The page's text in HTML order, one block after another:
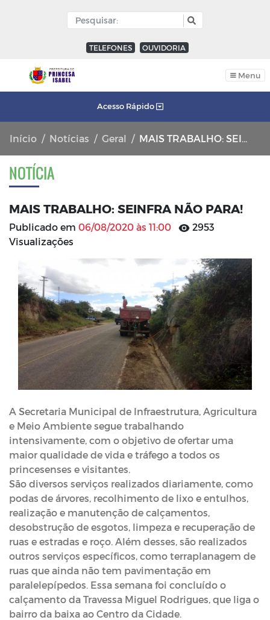
TELEFONES OUVIDORIA
Menu
Acesso Rápido
Início Notícias Geral MAIS TRABALHO: SEINFRA NÃO PARA!
NOTÍCIA
MAIS TRABALHO: SEINFRA NÃO PARA!
Publicado em 06/08/2020 às 11:00
2953
Visualizações
A Secretaria Municipal de Infraestrutura, Agricultura
e Meio Ambiente segue trabalhando
intensivamente, com o objetivo de ofertar uma
maior qualidade de vida e tráfego a todos os
princesenses e visitantes.
São diversos serviços realizados diariamente, como
podas de árvores, recolhimento de lixo e entulhos,
realização e manutenção de calçamentos,
desobstrução de esgotos, limpeza e recuperação de
ruas e estradas e roço. Além desses, são realizados
outros serviços específicos, como terraplanagem de
ruas que ainda não tem pavimentação em
paralelepípedos. Essa semana foi concluído o
calçamento da Travessa Miguel Rodrigues, que liga o
bairro da baixa ao Centro da Cidade.